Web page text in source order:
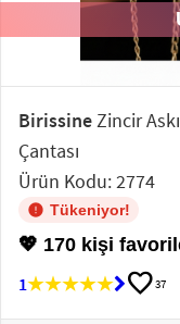
Tunik
Sweatshirt
BirissineZincir
Çantası
Ürün Kodu: 2774
Tükeniyor!
💖 170 kişi
1
favorite37